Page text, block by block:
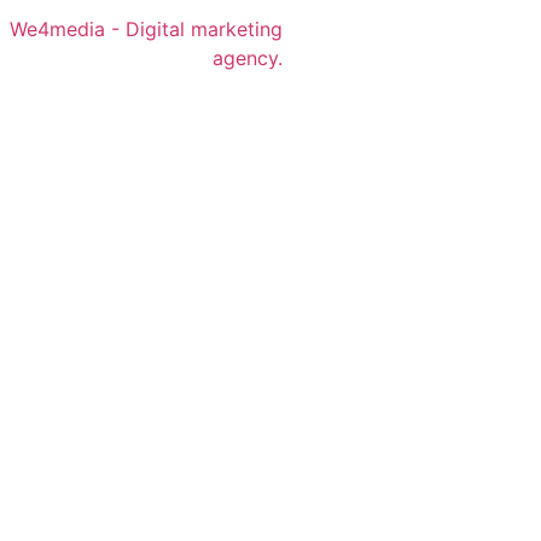
We4media - Digital marketing
agency.